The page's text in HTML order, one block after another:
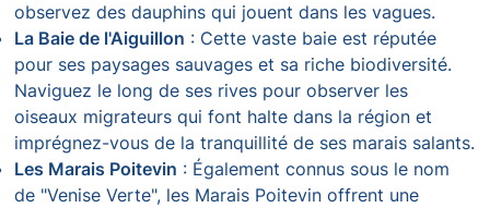
observez des dauphins qui jouent dans les vagues.
La Baie de l'Aiguillon : Cette vaste baie est réputée
pour ses paysages sauvages et sa riche biodiversité.
Naviguez le long de ses rives pour observer les
oiseaux migrateurs qui font halte dans la région et
imprégnez-vous de la tranquillité de ses marais salants.
Les Marais Poitevin : Également connus sous le nom
de "Venise Verte", les Marais Poitevin offrent une